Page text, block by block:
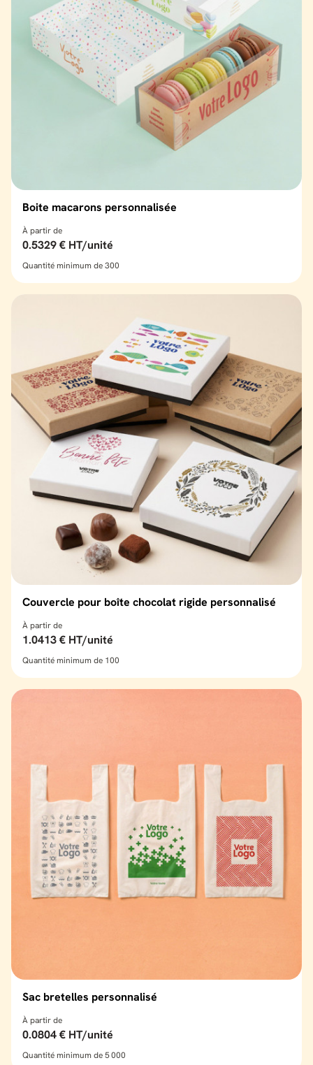
Boite macarons personnalisée
À partir de
0.5329 € HT/unité
Quantité minimum de 300
Couvercle pour boîte chocolat rigide personnalisé
À partir de
1.0413 € HT/unité
Quantité minimum de 100
Sac bretelles personnalisé
À partir de
0.0804 € HT/unité
Quantité minimum de 5 000